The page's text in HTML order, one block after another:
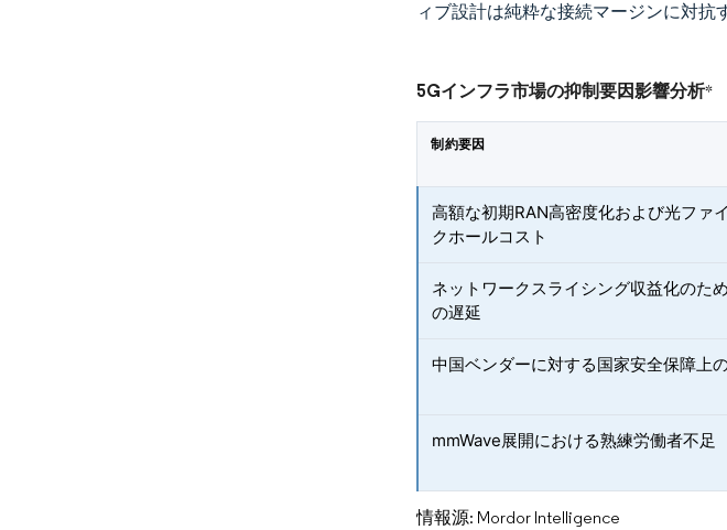
ィブ設計は純粋な接続マージンに対抗
5Gインフラ市場の抑制要因影響分析*
制約要因
高額な初期RAN高密度化および光ファ
クホールコスト
ネットワークスライシング収益化のた
の遅延
中国ベンダーに対する国家安全保障上
mmWave展開における熟練労働者不足
情報源: Mordor Intelligence